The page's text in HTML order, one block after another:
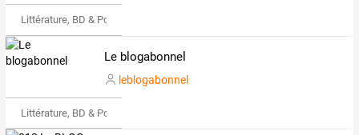
Littérature, BD & Poésie
Le blogabonnel
leblogabonnel
Littérature, BD & Poésie